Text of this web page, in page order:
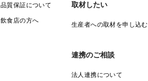
品質保証について
飲食店の方へ
取材したい
生産者への取材を申し込む
連携のご相談
法人連携について